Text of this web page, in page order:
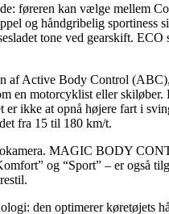
føreren kan vælge mellem
og håndgribelig sportiness
tone ved gearskift. ECO
af Active Body Control
motorcyklist eller skiløber.
ikke at opnå højere fart i
fra 15 til 180 km/t.
MAGIC BODY
og “Sport” – er også
den optimerer køretøjets